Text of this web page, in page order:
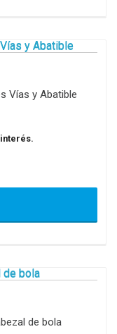
Vías y Abatible
de bola